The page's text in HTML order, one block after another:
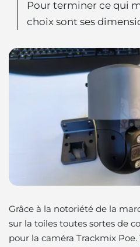
Pour terminer ce qui
choix sont ses
Grâce à la notoriété de la
sur la toiles toutes sortes de
pour la caméra Trackmix